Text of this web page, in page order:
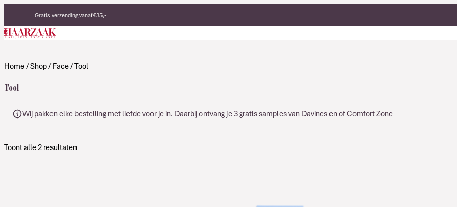
Gratis verzending vanaf €35,-
Eerlijke, duurzame producten
Made in Italy
Home/Shop/ Face/ Tool
Tool
Wij pakken elke bestelling met liefde voor je in. Daarbij ontvang je 3 gratis samples van Davines en of Comfort Zone
Toont alle 2 resultaten